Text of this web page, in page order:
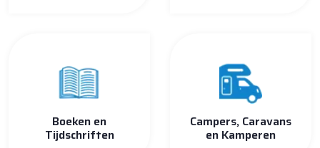
Boeken en
Tijdschriften
Campers, Caravans
en Kamperen